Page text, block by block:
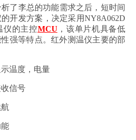
李总的功能需求之后，短时间
开发方案，决定采用NY8A062D
仪的主控MCU ，该单片机具备低
强等特点。红外测温仪主要的部
温度，电量
信号